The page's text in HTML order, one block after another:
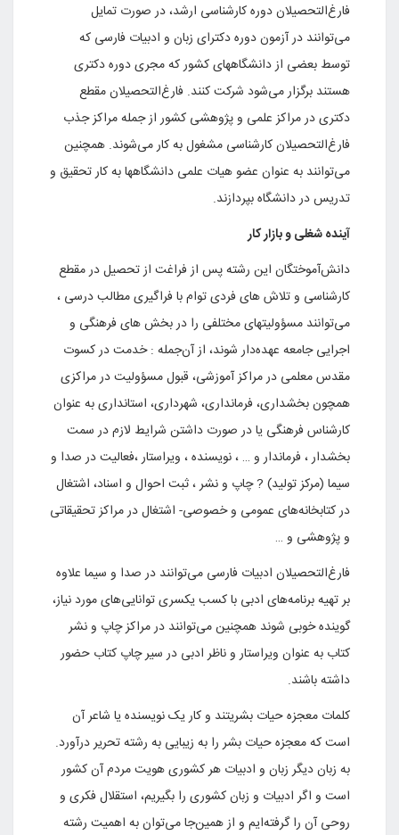
فارغ‌التحصیلان دوره کارشناسی ارشد، در صورت تمایل
می‌توانند در آزمون دوره دکترای زبان و ادبیات فارسی که
توسط بعضی از دانشگاههای کشور که مجری دوره دکتری
هستند برگزار می‌شود شرکت کنند. فارغ‌التحصیلان مقطع
دکتری در مراکز علمی و پژوهشی کشور از جمله مراکز جذب
فارغ‌التحصیلان کارشناسی مشغول به کار می‌شوند. همچنین
می‌توانند به عنوان عضو هیات علمی دانشگاهها به کار تحقیق و
تدریس در دانشگاه بپردازند.
آینده شغلی و بازار کار
دانش‌آموختگان این رشته پس از فراغت از تحصیل در مقطع
کارشناسی و تلاش های فردی توام با فراگیری مطالب درسی ،
می‌توانند مسؤولیتهای مختلفی را در بخش های فرهنگی و
اجرایی جامعه عهده‌دار شوند، از آن‌جمله : خدمت در کسوت
مقدس معلمی در مراکز آموزشی، قبول مسؤولیت در مراکزی
همچون بخشداری، فرمانداری، شهرداری، استانداری به عنوان
کارشناس فرهنگی یا در صورت داشتن شرایط لازم در سمت
بخشدار ، فرماندار و … ، نویسنده ، ویراستار ،‌فعالیت‌ در صدا و
سیما (مرکز تولید) ? چاپ و نشر ، ثبت احوال و اسناد، اشتغال
در کتابخانه‌های عمومی و خصوصی- اشتغال در مراکز تحقیقاتی
و پژوهشی و …
فارغ‌التحصیلان ادبیات فارسی می‌توانند در صدا و سیما علاوه
بر تهیه برنامه‌های ادبی با کسب یکسری توانایی‌های مورد نیاز،
گوینده خوبی شوند همچنین می‌توانند در مراکز چاپ و نشر
کتاب به عنوان ویراستار و ناظر ادبی در سیر چاپ کتاب حضور
داشته باشند.
کلمات معجزه حیات بشریتند و کار یک نویسنده یا شاعر آن
است که معجزه حیات بشر را به زیبایی به رشته تحریر درآورد.
به زبان دیگر زبان و ادبیات هر کشوری هویت مردم آن کشور
است و اگر ادبیات و زبان کشوری را بگیریم، استقلال فکری و
روحی آن را گرفته‌ایم و از همین‌جا می‌توان به اهمیت رشته